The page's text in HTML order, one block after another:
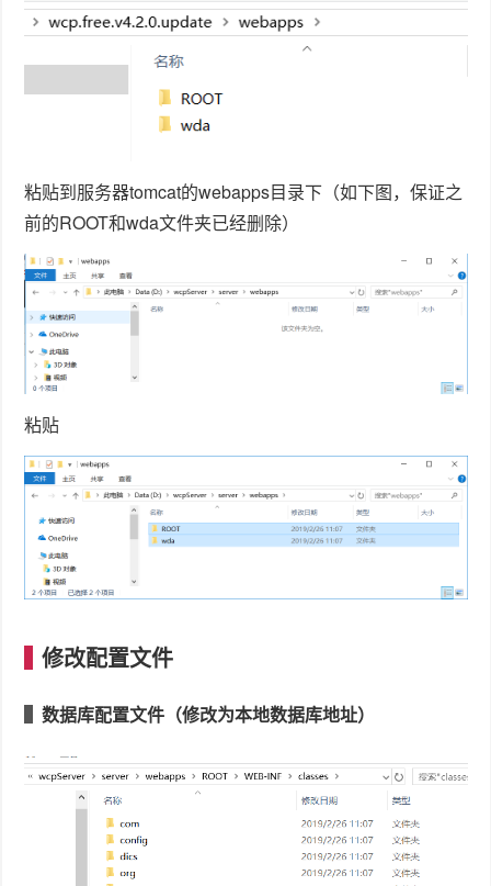
粘贴到服务器tomcat的webapps目录下（如下图，保证之
前的ROOT和wda文件夹已经删除）
粘贴
修改配置文件
数据库配置文件（修改为本地数据库地址）